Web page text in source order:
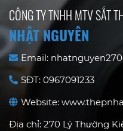
CÔNG TY TNHH MTV SẮT
NHẬT NGUYÊN
Email:
SĐT: 0967091233
Website:
Địa chỉ: 270 Lý Thường